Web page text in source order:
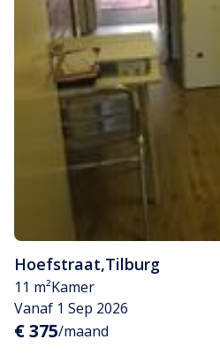
Hoefstraat,Tilburg
11 m²Kamer
Vanaf 1 Sep 2026
€ 375/maand